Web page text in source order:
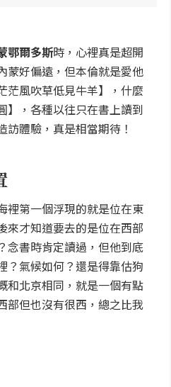
鄂爾多斯時，心裡真是超開
蒙好偏遠，但本倫就是愛他
茫風吹草低見牛羊】，什麼
】，各種以往只在書上讀到
體驗，真是相當期待！
裡第一個浮現的就是位在東
來才知道要去的是位在西部
念書時肯定讀過，但他到底
？氣候如何？還是得靠估狗
和北京相同，就是一個有點
部但也沒有很西，總之比我